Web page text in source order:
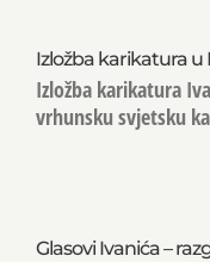
Izložba karikatura u
Izložba karikatura
vrhunsku svjetsku
Glasovi Ivanića –